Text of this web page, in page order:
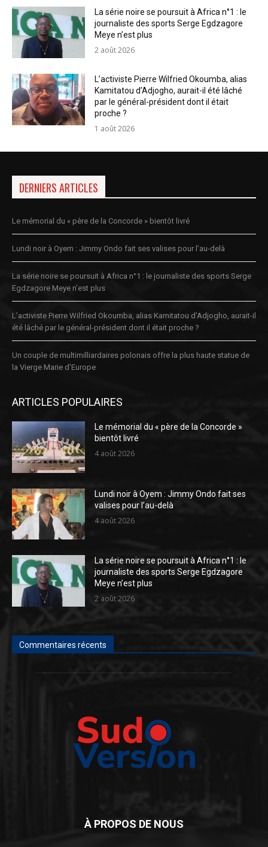
La série noire se poursuit à Africa n°1 : le
journaliste des sports Serge Egdzagore
Meye n’est plus
2 août 2026
L’activiste Pierre Wilfried Okoumba, alias
Kamitatou d’Adjogho, aurait-il été lâché
par le général-président dont il était
proche ?
1 août 2026
DERNIERS ARTICLES
Le mémorial du « père de la Concorde » bientôt livré
Lundi noir à Oyem : Jimmy Ondo fait ses valises pour l’au-delà
La série noire se poursuit à Africa n°1 : le journaliste des sports Serge
Egdzagore Meye n’est plus
L’activiste Pierre Wilfried Okoumba, alias Kamitatou d’Adjogho, aurait-il
été lâché par le général-président dont il était proche ?
Un couple de multimilliardaires polonais offre la plus haute statue de
la Vierge Marie d’Europe
ARTICLES POPULAIRES
Le mémorial du « père de la Concorde »
bientôt livré
4 août 2026
Lundi noir à Oyem : Jimmy Ondo fait ses
valises pour l’au-delà
4 août 2026
La série noire se poursuit à Africa n°1 : le
journaliste des sports Serge Egdzagore
Meye n’est plus
2 août 2026
Commentaires récents
À PROPOS DE NOUS